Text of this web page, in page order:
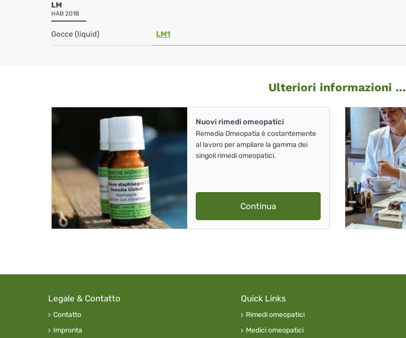
LM
HAB 2018
Gocce (liquid) LM1
Ulteriori informazioni ...
Nuovi rimedi omeopatici
Remedia Omeopatia è costantemente
al lavoro per ampliare la gamma dei
singoli rimedi omeopatici.
Continua
Legale & Contatto
Contatto
Impronta
Quick Links
Rimedi omeopatici
Medici omeopatici